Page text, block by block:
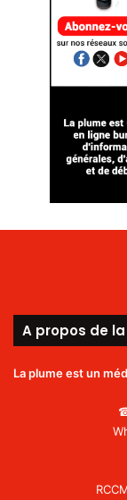
A propos de la
La plume est un